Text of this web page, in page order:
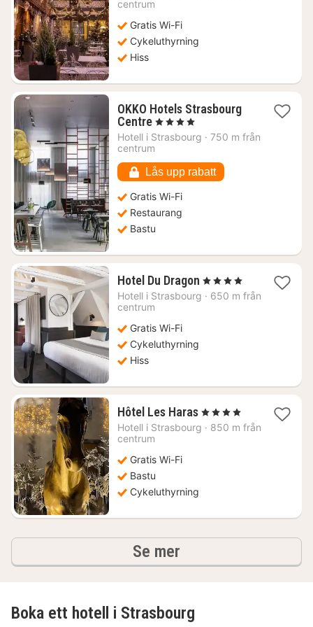
centrum
Gratis Wi-Fi
Cykeluthyrning
Hiss
OKKO Hotels Strasbourg
Centre1
natt
från
kr.
, 4 Stjärnor
Hotell i Strasbourg · 750 m från
centrum
Lås upp rabatt
Gratis Wi-Fi
Restaurang
Bastu
Hotel Du Dragon 1
natt
, 4 Stjärnor
Hotell i Strasbourg · 650 m från
centrum
Gratis Wi-Fi
Cykeluthyrning
Hiss
Hôtel Les Haras1
natt
från
, 4 Stjärnor
Hotell i Strasbourg · 850 m från
centrum
Gratis Wi-Fi
Bastu
Cykeluthyrning
Se mer
Boka ett hotell i Strasbourg